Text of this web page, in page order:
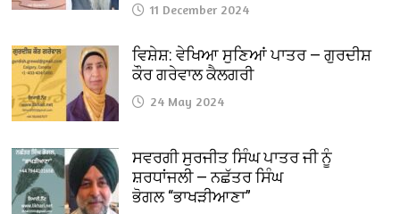
11 December 2024
ਵਿਸ਼ੇਸ਼: ਵੇਖਿਆ ਸੁਣਿਆਂ ਪਾਤਰ — ਗੁਰਦੀਸ਼
ਕੌਰ ਗਰੇਵਾਲ ਕੈਲਗਰੀ
24 May 2024
ਸਵਰਗੀ ਸੁਰਜੀਤ ਸਿੰਘ ਪਾਤਰ ਜੀ ਨੂੰ
ਸ਼ਰਧਾਂਜਲੀ — ਨਛੱਤਰ ਸਿੰਘ
ਭੋਗਲ “ਭਾਖੜੀਆਣਾ”